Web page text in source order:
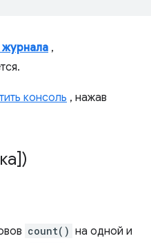
,
консоль , нажав
count() на одной и